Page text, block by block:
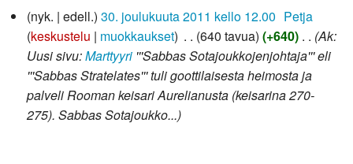
30.
joulukuuta
2011
nyk. edell. 30. joulukuuta 2011 kello 12.00 Petja
keskustelu
muokkaukset 640 tavua +640 ‎
Ak:
Uusi sivu:Marttyyri'''Sabbas Sotajoukkojenjohtaja''' eli
'''Sabbas Stratelates''' tuli goottilaisesta heimosta ja
palveli Rooman keisari Aurelianusta (keisarina 270-
275). Sabbas Sotajoukko...